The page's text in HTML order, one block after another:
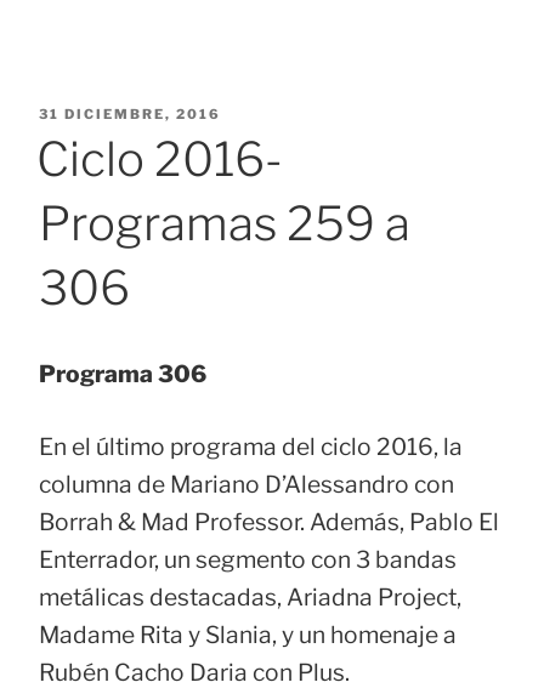
PUBLICADO
31 DICIEMBRE, 2016
Ciclo 2016-
Programas 259 a
306
Programa 306
En el último programa del ciclo 2016, la
columna de Mariano D’Alessandro con
Borrah & Mad Professor. Además, Pablo El
Enterrador, un segmento con 3 bandas
metálicas destacadas, Ariadna Project,
Madame Rita y Slania, y un homenaje a
Rubén Cacho Daria con Plus.